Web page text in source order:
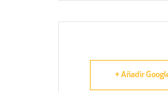
+ Añadir